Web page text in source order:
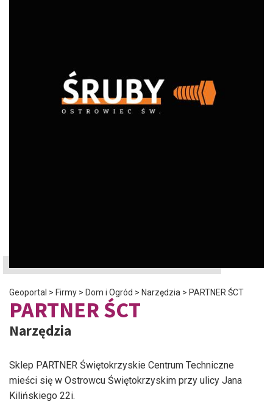
Geoportal > Firmy > Dom i Ogród > Narzędzia > PARTNER ŚCT
PARTNER ŚCT
Narzędzia
Sklep PARTNER Świętokrzyskie Centrum Techniczne
mieści się w Ostrowcu Świętokrzyskim przy ulicy Jana
Kilińskiego 22i.